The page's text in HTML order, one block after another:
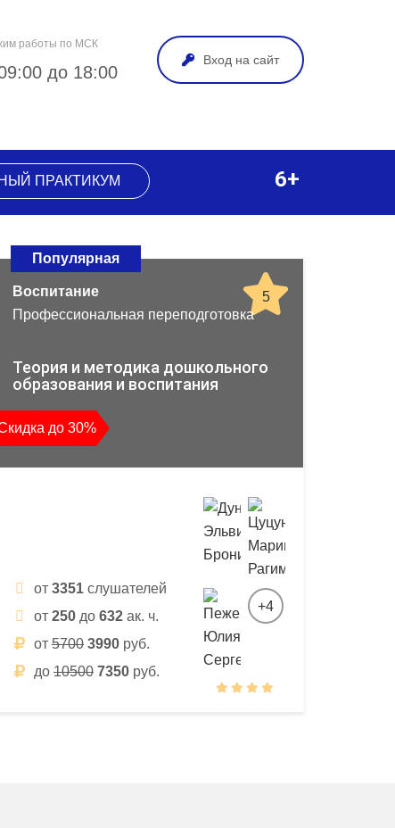
работы по МСК
до 18:00
Вход на сайт
ПРАКТИКУМ 6+
Популярная
5
Воспитание
Профессиональная переподготовка
Теория и методика дошкольного
образования и воспитания
до 30%
от 3351 слушателей
от 250 до 632 ак. ч.
от 5700 3990 руб.
до 10500 7350 руб.
+4